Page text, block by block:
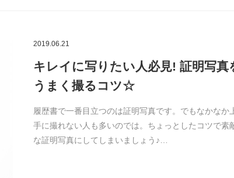
2019.06.21
キレイに写りたい人必見! 証明写真
うまく撮るコツ☆
履歴書で一番目立つのは証明写真です。でもなかなか
手に撮れない人も多いのでは。ちょっとしたコツで素
な証明写真にしてしまいましょう♪…